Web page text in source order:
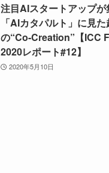
注目AIスタートアップ
「AIカタパルト」に見
の“Co-Creation”【ICC
2020レポート#12】
2020年5月10日